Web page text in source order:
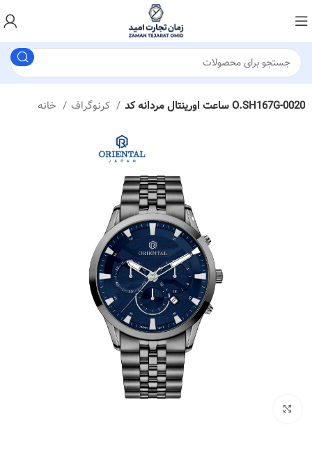
کرنوگراف ساعت اورینتال مردانه کد O.SH167G-0020